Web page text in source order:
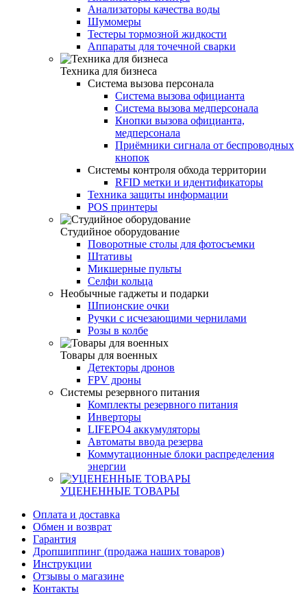
Анализаторы качества воды
Шумомеры
Тестеры тормозной жидкости
Аппараты для точечной сварки
Техника для бизнеса
Система вызова персонала
Система вызова официанта
Система вызова медперсонала
Кнопки вызова официанта,
медперсонала
Приёмники сигнала от беспроводных
кнопок
Системы контроля обхода территории
RFID метки и идентификаторы
Техника защиты информации
POS принтеры
Студийное оборудование
Поворотные столы для фотосъемки
Штативы
Микшерные пульты
Селфи кольца
Необычные гаджеты и подарки
Шпионские очки
Ручки с исчезающими чернилами
Розы в колбе
Товары для военных
Детекторы дронов
FPV дроны
Системы резервного питания
Комплекты резервного питания
Инверторы
LIFEPO4 аккумуляторы
Автоматы ввода резерва
Коммутационные блоки распределения
энергии
УЦЕНЕННЫЕ ТОВАРЫ
Оплата и доставка
Обмен и возврат
Гарантия
Дропшиппинг (продажа наших товаров)
Инструкции
Отзывы о магазине
Контакты